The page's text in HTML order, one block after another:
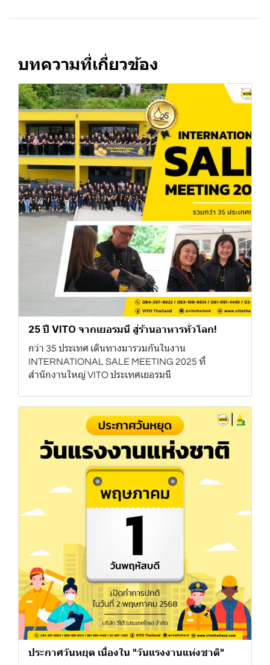
บทความที่เกี่ยวข้อง
25 ปี VITO จากเยอรมนี สู่ร้านอาหารทั่วโลก!
กว่า 35 ประเทศ เดินทางมารวมกันในงาน
INTERNATIONAL SALE MEETING 2025 ที่
สำนักงานใหญ่ VITO ประเทศเยอรมนี
ประกาศวันหยุด เนื่องใน "วันแรงงานแห่งชาติ"